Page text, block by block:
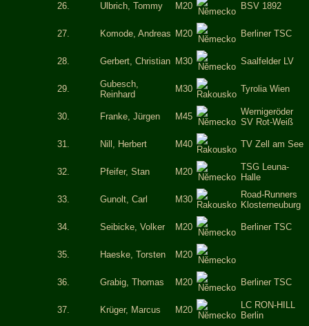
26. Ulbrich, Tommy M20 BSV 1892
27. Komode, Andreas M20 Berliner TSC
28. Gerbert, Christian M30 Saalfelder LV
29.
Gubesch,
Reinhard
M30 Tyrolia Wien
30. Franke, Jürgen M45
Wernigeröder
SV Rot-Weiß
31. Nill, Herbert M40 TV Zell am See
32. Pfeifer, Stan M20
TSG Leuna-
Halle
33. Gunolt, Carl M30
Road-Runners
Klosterneuburg
34. Seibicke, Volker M20 Berliner TSC
35. Haeske, Torsten M20
36. Grabig, Thomas M20 Berliner TSC
37. Krüger, Marcus M20
LC RON-HILL
Berlin